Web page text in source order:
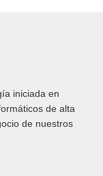
iniciada en
de alta
de nuestros